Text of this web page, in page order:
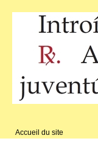
Accueil du site